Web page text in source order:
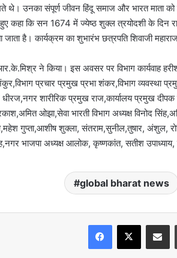
थे। उनका संपूर्ण जीवन हिंदू समाज और भारत माता को
हुए कहा कि सन 1674 में ज्येष्ठ शुक्ल त्रयोदशी के दिन
है। कार्यक्रम का शुभारंभ छत्रपति शिवाजी महाराज
ने किया। इस अवसर पर विभाग कार्यवाह
प्रचार प्रमुख प्रभा शंकर,विभाग व्यवस्था
शारीरिक प्रमुख राज,कार्यालय प्रमुख दीपक
ओझा,सेवा भारती विभाग अध्यक्ष विनोद
गुप्ता,आशीष शुक्ला, संतराम,सुनील,तुषार, अंशुल,
भाजपा अध्यक्ष आलोक, कृष्णकांत, सतीश
global bharat news
Facebook
X